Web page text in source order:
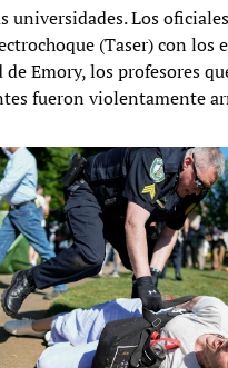
universidades. Los
(Taser) con los
Emory, los profesores
fueron violentamente